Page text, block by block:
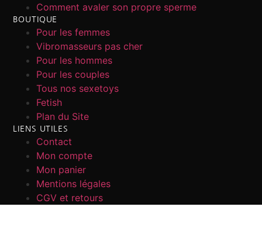
Comment avaler son propre sperme
BOUTIQUE
Pour les femmes
Vibromasseurs pas cher
Pour les hommes
Pour les couples
Tous nos sexetoys
Fetish
Plan du Site
LIENS UTILES
Contact
Mon compte
Mon panier
Mentions légales
CGV et retours